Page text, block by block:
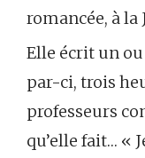
romancée, à la
Elle écrit un
par-ci, trois
professeurs
qu’elle fait… «